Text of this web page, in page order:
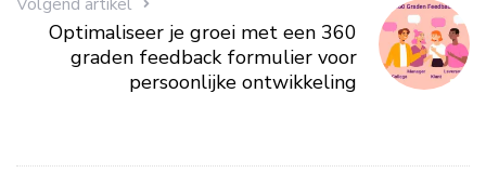
Optimaliseer je groei met een 360
graden feedback formulier voor
persoonlijke ontwikkeling